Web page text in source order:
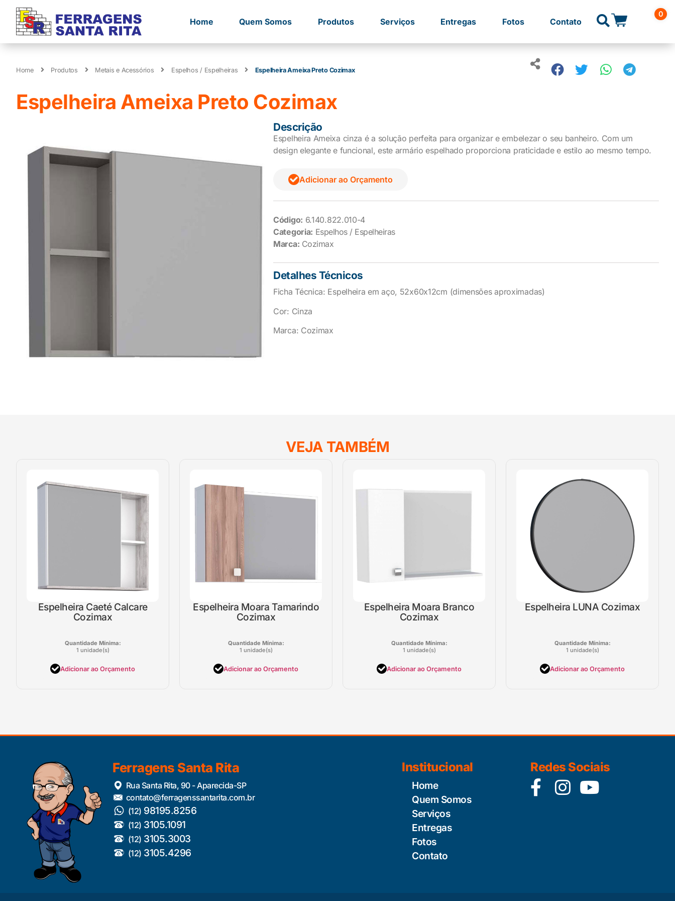
Home Quem Somos Produtos Serviços Entregas Fotos Contato
0
Home Produtos Metais e Acessórios Espelhos / Espelheiras Espelheira Ameixa Preto Cozimax
Espelheira Ameixa Preto Cozimax
Descrição
Espelheira Ameixa cinza é a solução perfeita para organizar e embelezar o seu banheiro. Com um
design elegante e funcional, este armário espelhado proporciona praticidade e estilo ao mesmo tempo.
Adicionar ao Orçamento
Código: 6.140.822.010-4
Categoria: Espelhos / Espelheiras
Marca: Cozimax
Detalhes Técnicos
Ficha Técnica: Espelheira em aço, 52x60x12cm (dimensões aproximadas)
Cor: Cinza
Marca: Cozimax
VEJA TAMBÉM
Espelheira Caeté Calcare
Cozimax
Quantidade Mínima:
1 unidade(s)
Adicionar ao Orçamento
Espelheira Moara Tamarindo
Cozimax
Quantidade Mínima:
1 unidade(s)
Adicionar ao Orçamento
Espelheira Moara Branco
Cozimax
Quantidade Mínima:
1 unidade(s)
Adicionar ao Orçamento
Espelheira LUNA Cozimax
Quantidade Mínima:
1 unidade(s)
Adicionar ao Orçamento
Ferragens Santa Rita
Rua Santa Rita, 90 - Aparecida-SP
contato@ferragenssantarita.com.br
(12) 98195.8256
(12) 3105.1091
(12) 3105.3003
(12) 3105.4296
Institucional
Home
Quem Somos
Serviços
Entregas
Fotos
Contato
Redes Sociais